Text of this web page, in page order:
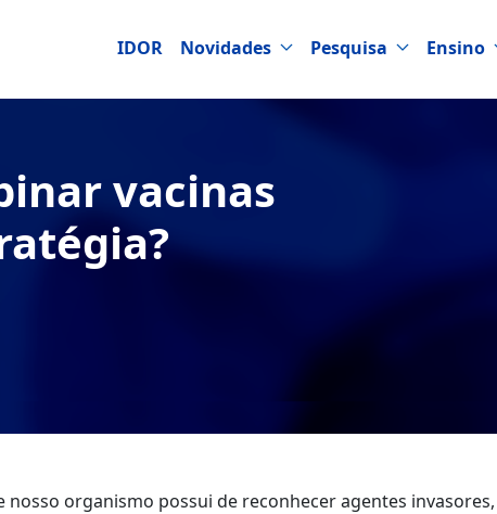
IDOR Novidades Pesquisa Ensino
vacinas
nosso organismo possui de reconhecer agentes